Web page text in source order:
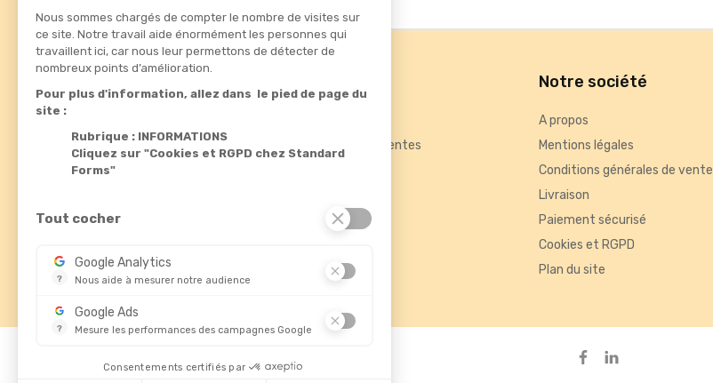

Standard Forms
Rue de fléteau
ZI du boulay
37110 Chateau-Renault
 02 47 29 80 40
Meilleures ventes
Notre société
A propos
Mentions légales
Conditions générales de vente
Livraison
Paiement sécurisé
Cookies et RGPD
Plan du site
Nous sommes chargés de compter le nombre de visites sur
ce site. Notre travail aide énormément les personnes qui
travaillent ici, car nous leur permettons de détecter de
nombreux points d’amélioration.
Pour plus d'information, allez dans le pied de page du
site :
Rubrique : INFORMATIONS
Cliquez sur "Cookies et RGPD chez Standard
Forms"
Tout cocher
?
Google Analytics
Nous aide à mesurer notre audience
?
Google Ads
Mesure les performances des campagnes Google
Consentements certifiés par